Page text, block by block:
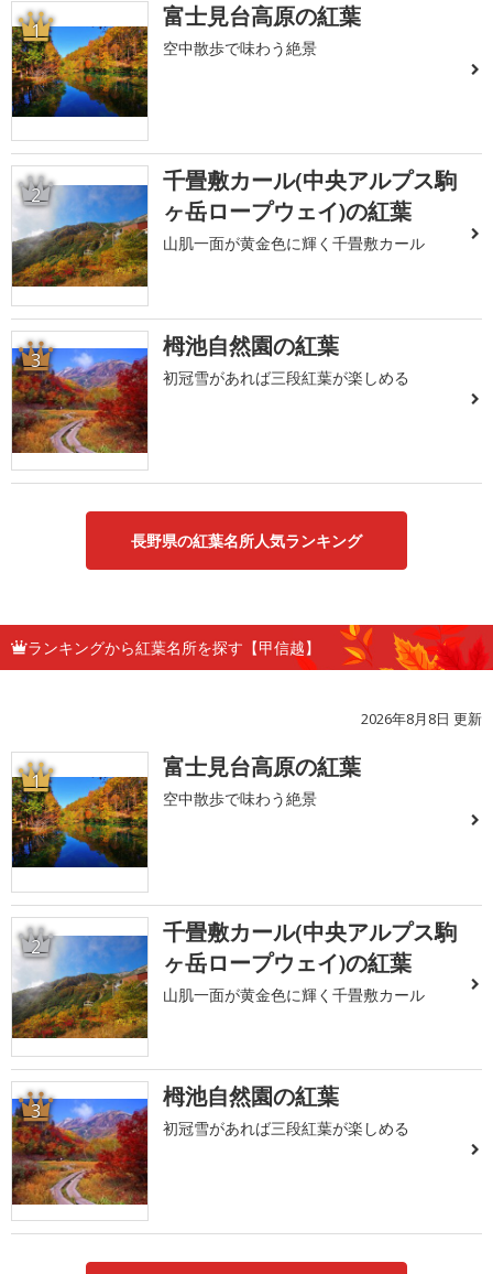
1 富士見台高原の紅葉
空中散歩で味わう絶景
2
千畳敷カール(中央アルプス駒
ヶ岳ロープウェイ)の紅葉
山肌一面が黄金色に輝く千畳敷カール
3 栂池自然園の紅葉
初冠雪があれば三段紅葉が楽しめる
長野県の紅葉名所人気ランキング
ランキングから紅葉名所を探す【甲信越】
2026年8月8日 更新
1 富士見台高原の紅葉
空中散歩で味わう絶景
2
千畳敷カール(中央アルプス駒
ヶ岳ロープウェイ)の紅葉
山肌一面が黄金色に輝く千畳敷カール
3 栂池自然園の紅葉
初冠雪があれば三段紅葉が楽しめる